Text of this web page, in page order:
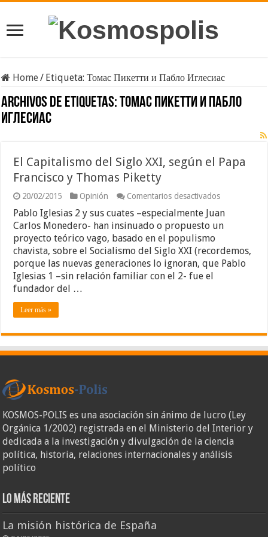
Home/ Etiqueta:Томас Пикетти и Пабло Иглесиас
Archivos de etiquetas:Томас Пикетти и Пабло
Иглесиас
El Capitalismo del Siglo XXI, según el Papa
Francisco y Thomas Piketty
20/02/2015 Opinión Comentarios desactivadosen
Capitalismo
del
según
el
Pablo Iglesias 2 y sus cuates –especialmente Juan
Carlos Monedero- han insinuado o propuesto un
proyecto teórico vago, basado en el populismo
chavista, sobre el Socialismo del Siglo XXI (recordemos,
porque las nuevas generaciones lo ignoran, que Pablo
Iglesias 1 –sin relación familiar con el 2- fue el
fundador del …
Leer más »
KOSMOS-POLIS es una asociación sin ánimo de lucro (Ley
Orgánica 1/2002) registrada en el Ministerio del Interior y
dedicada a la investigación y divulgación de la ciencia
política, historia, relaciones internacionales y análisis
político
Lo más reciente
La misión histórica de España